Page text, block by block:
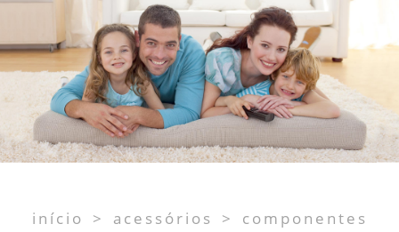
início > acessórios > componentes